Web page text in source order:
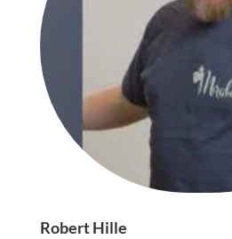
Robert Hille